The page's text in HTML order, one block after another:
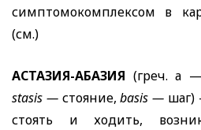
симптомокомплексом в
(см.)
АСТАЗИЯ-АБАЗИЯ (греч. а
stasis — стояние,basis — шаг)
стоять и ходить,